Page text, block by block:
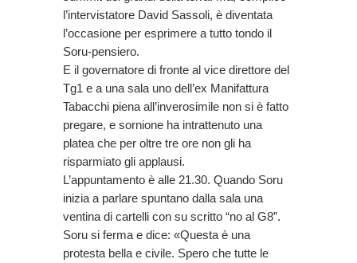
l’intervistatore David Sassoli, è diventata
l’occasione per esprimere a tutto tondo il
Soru-pensiero.
E il governatore di fronte al vice direttore del
Tg1 e a una sala uno dell’ex Manifattura
Tabacchi piena all’inverosimile non si è fatto
pregare, e sornione ha intrattenuto una
platea che per oltre tre ore non gli ha
risparmiato gli applausi.
L’appuntamento è alle 21.30. Quando Soru
inizia a parlare spuntano dalla sala una
ventina di cartelli con su scritto “no al G8”.
Soru si ferma e dice: «Questa è una
protesta bella e civile. Spero che tutte le